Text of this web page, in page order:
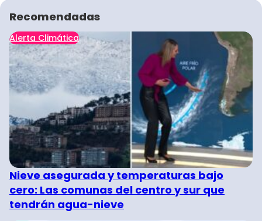
Recomendadas
Alerta Climática
Nieve asegurada y temperaturas bajo
cero: Las comunas del centro y sur que
tendrán agua-nieve